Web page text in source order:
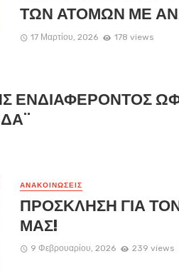
ΤΩΝ ΑΤΟΜΩΝ ΜΕ
17 Μαρτίου, 2026 178 views
ΕΝΔΙΑΦΕΡΟΝΤΟΣ
ΑΝΑΚΟΙΝΏΣΕΙΣ
ΠΡΟΣΚΛΗΣΗ ΓΙΑ
ΜΑΣ!
9 Φεβρουαρίου, 2026 239 views